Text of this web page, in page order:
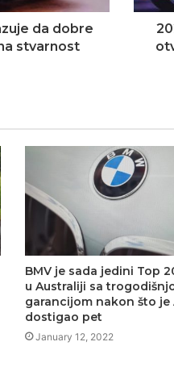
da dobre
stvarnost
BMV je sada jedini Top
u Australiji sa
garancijom nakon što je
dostigao pet
January 12, 2022